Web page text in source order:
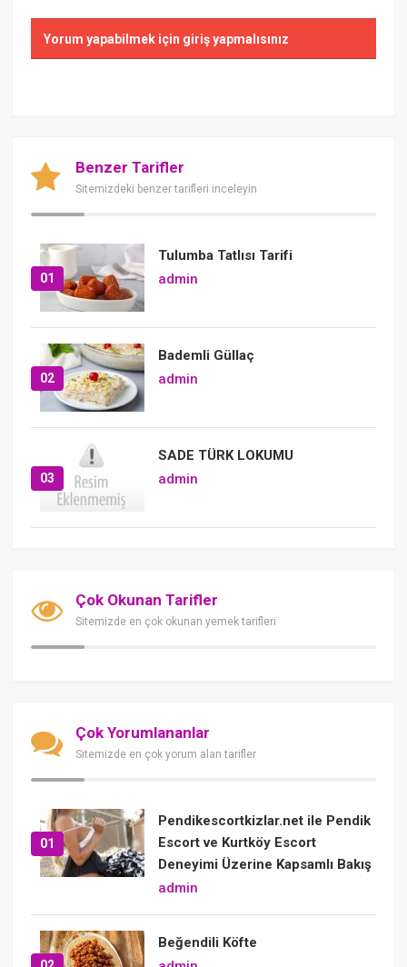
Yorum yapabilmek için giriş yapmalısınız
Benzer Tarifler
Sitemizdeki benzer tarifleri inceleyin
01
Tulumba Tatlısı Tarifi
admin
02
Bademli Güllaç
admin
03
SADE TÜRK LOKUMU
admin
Çok Okunan Tarifler
Sitemizde en çok okunan yemek tarifleri
Çok Yorumlananlar
Sitemizde en çok yorum alan tarifler
01
Pendikescortkizlar.net ile Pendik
Escort ve Kurtköy Escort
Deneyimi Üzerine Kapsamlı Bakış
admin
Beğendili Köfte